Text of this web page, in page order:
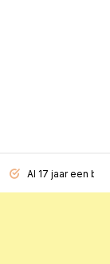
Al 17 jaar een